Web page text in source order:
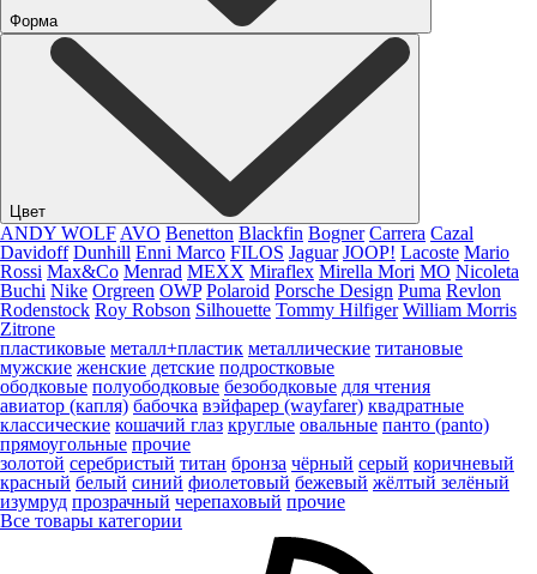
Форма
Цвет
ANDY WOLF AVO Benetton Blackfin Bogner Carrera Cazal
Davidoff Dunhill Enni Marco FILOS Jaguar JOOP! Lacoste Mario
Rossi Max&Co Menrad MEXX Miraflex Mirella Mori MO Nicoleta
Buchi Nike Orgreen OWP Polaroid Porsche Design Puma Revlon
Rodenstock Roy Robson Silhouette Tommy Hilfiger William Morris
Zitrone
пластиковые металл+пластик металлические титановые
мужские женские детские подростковые
ободковые полуободковые безободковые для чтения
авиатор (капля) бабочка вэйфарер (wayfarer) квадратные
классические кошачий глаз круглые овальные панто (panto)
прямоугольные прочие
золотой серебристый титан бронза чёрный серый коричневый
красный белый синий фиолетовый бежевый жёлтый зелёный
изумруд прозрачный черепаховый прочие
Все товары категории